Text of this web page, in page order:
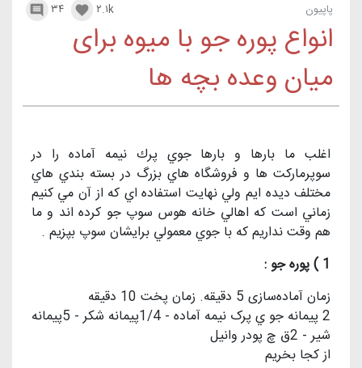
پاپیون ۳۴  ۲.۱k 
انواع پوره جو با میوه برای
میان وعده بچه ها
اغلب ما بارها و بارها جوي پرك نيمه آماده را در
سوپرماركت ها و فروشگاه هاي بزرگ در بسته بندي هاي
مختلف ديده ايم ولي نهايت استفاده اي كه از آن مي كنيم
زماني است كه اهالي خانه هوس سوپ جو كرده اند و ما
هم وقت نداريم كه با جوي معمولي برايشان سوپ بپزيم .
1 ) پوره جو :
زمان آماده‌سازی 5 دقیقه. زمان پخت 10 دقیقه
2 پیمانه جو ي پرک نیمه آماده - 1/4پیمانه شکر - 5پیمانه
شیر - 2ق چ پودر وانیل
از كجا بخريم